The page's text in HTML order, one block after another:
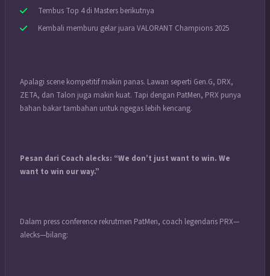
Tembus Top 4 di Masters berikutnya
Kembali memburu gelar juara VALORANT Champions 2025
Apalagi scene kompetitif makin panas. Lawan seperti Gen.G, DRX,
ZETA, dan Talon juga makin kuat. Tapi dengan PatMen, PRX punya
bahan bakar tambahan untuk ngegas lebih kencang.
Pesan dari Coach alecks: “We don’t just want to win. We
want to win our way.”
Dalam press conference rekrutmen PatMen, coach legendaris PRX—
alecks—bilang: